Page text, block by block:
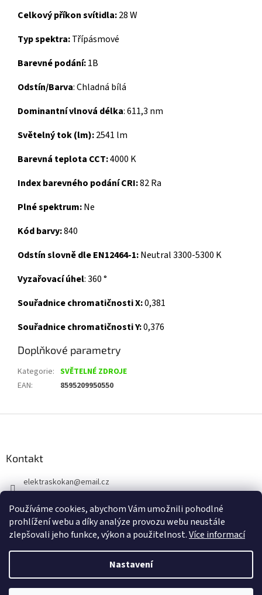
Používáme cookies, abychom Vám umožnili pohodlné
prohlížení webu a díky analýze provozu webu neustále
zlepšovali jeho funkce, výkon a použitelnost.Více informací
Nastavení
Celkový příkon svítidla:28 W
Typ spektra:Třípásmové
Barevné podání:1B
Odstín/Barva: Chladná bílá
Dominantní vlnová délka: 611,3 nm
Světelný tok (lm):2541 lm
Barevná teplota CCT:4000 K
Index barevného podání CRI:82 Ra
Plné spektrum:Ne
Kód barvy:840
Odstín slovně dle EN12464-1:Neutral 3300-5300 K
Vyzařovací úhel: 360 °
Souřadnice chromatičnosti X:0,381
Souřadnice chromatičnosti Y:0,376
Doplňkové parametry
Kategorie: SVĚTELNÉ ZDROJE
EAN: 8595209950550
Kontakt
elektraskokan@email.cz
+420 737 802 398
Vytvořil Shoptet